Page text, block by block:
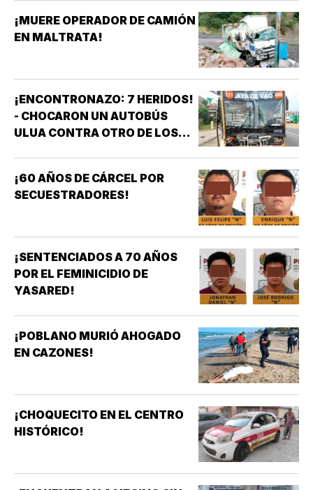
¡MUERE OPERADOR DE CAMIÓN
EN MALTRATA!
¡ENCONTRONAZO: 7 HERIDOS!
- CHOCARON UN AUTOBÚS
ULUA CONTRA OTRO DE LOS
¡60 AÑOS DE CÁRCEL POR
SECUESTRADORES!
¡SENTENCIADOS A 70 AÑOS
POR EL FEMINICIDIO DE
YASARED!
¡POBLANO MURIÓ AHOGADO
EN CAZONES!
¡CHOQUECITO EN EL CENTRO
HISTÓRICO!